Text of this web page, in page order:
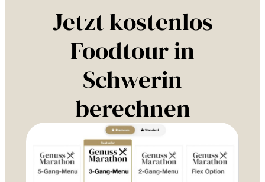
Jetzt kostenlos
Foodtour in
Schwerin
berechnen